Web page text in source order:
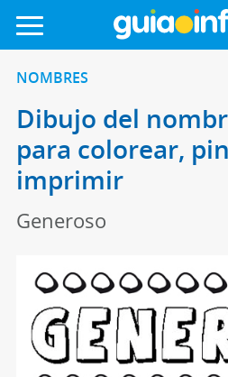
NOMBRES
Dibujo del
para colorear,
imprimir
Generoso